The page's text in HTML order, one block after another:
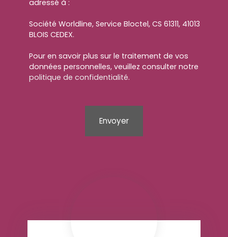
adressé à :
Société Worldline, Service Bloctel, CS 61311, 41013
BLOIS CEDEX.
Pour en savoir plus sur le traitement de vos
données personnelles, veuillez consulter notre
politique de confidentialité.
Envoyer